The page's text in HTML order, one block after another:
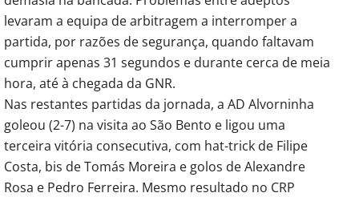
levaram a equipa de arbitragem a interromper a
partida, por razões de segurança, quando faltavam
cumprir apenas 31 segundos e durante cerca de meia
hora, até à chegada da GNR.
Nas restantes partidas da jornada, a AD Alvorninha
goleou (2-7) na visita ao São Bento e ligou uma
terceira vitória consecutiva, com hat-trick de Filipe
Costa, bis de Tomás Moreira e golos de Alexandre
Rosa e Pedro Ferreira. Mesmo resultado no CRP